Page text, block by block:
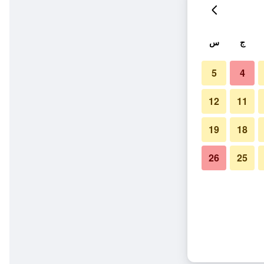
ج س
4
5
11
12
18
19
25
26